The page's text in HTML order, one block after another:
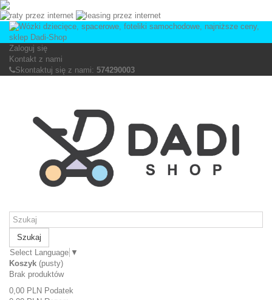
Zaloguj się
Kontakt z nami
Skontaktuj się z nami: 574290003
Szukaj
Select Language ▼
Koszyk (pusty)
Brak produktów
0,00 PLN Podatek